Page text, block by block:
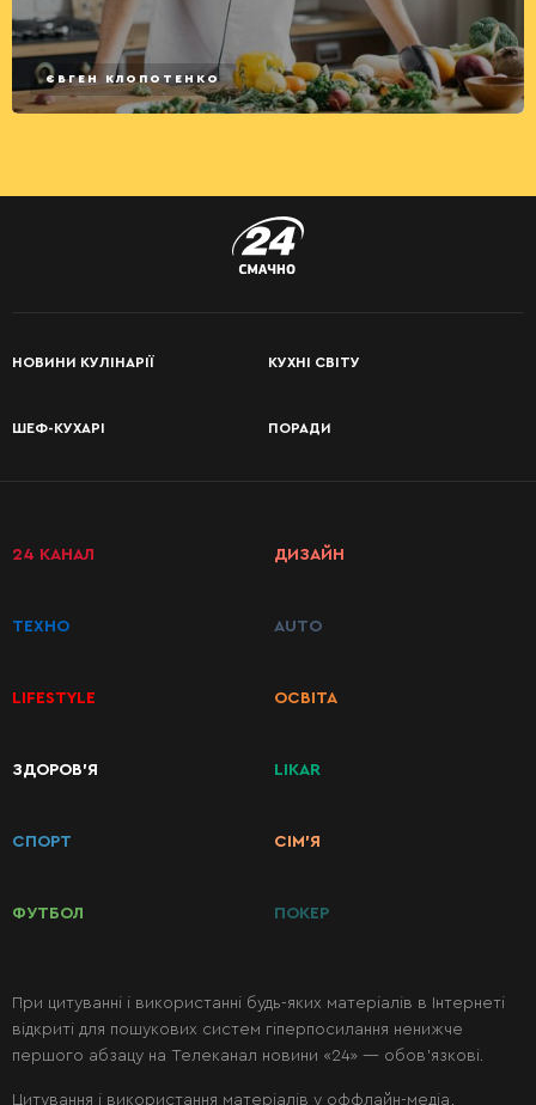
КАТЕГОРІЇ
РЕЦЕПТІВ
ЄВГЕН КЛОПОТЕНКО
НОВИНИ КУЛІНАРІЇ КУХНІ СВІТУ
ШЕФ-КУХАРІ ПОРАДИ
24 КАНАЛ
ТЕХНО
LIFESTYLE
ЗДОРОВ’Я
СПОРТ
ФУТБОЛ
ДИЗАЙН
AUTO
ОСВІТА
LIKAR
СІМ’Я
ПОКЕР
При цитуванні і використанні будь-яких матеріалів в Інтернеті
відкриті для пошукових систем гіперпосилання ненижче
першого абзацу на Телеканал новини «24» — обов’язкові.
Цитування і використання матеріалів у оффлайн-медіа,